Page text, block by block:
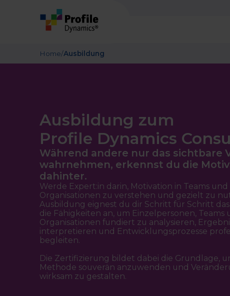
Home/Ausbildung
Ausbildung zum
Profile Dynamics
Während andere nur das sichtbare
wahrnehmen, erkennst du die
dahinter.
Werde Expert:in darin, Motivation in Teams und
Organisationen zu verstehen und gezielt zu
Ausbildung eignest du dir Schritt für Schritt das
die Fähigkeiten an, um Einzelpersonen, Teams
Organisationen fundiert zu analysieren,
interpretieren und Entwicklungsprozesse
begleiten.
Die Zertifizierung bildet dabei die Grundlage,
Methode souverän anzuwenden und
wirksam zu gestalten.